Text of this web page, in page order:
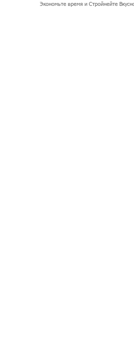
Экономьте время и Стройнейте